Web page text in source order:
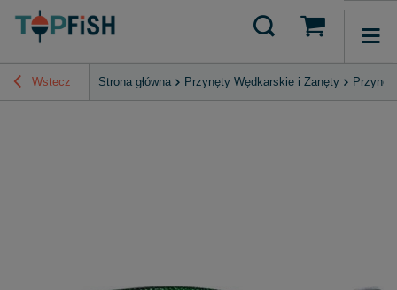
Wstecz Strona główna Przynęty Wędkarskie i Zanęty